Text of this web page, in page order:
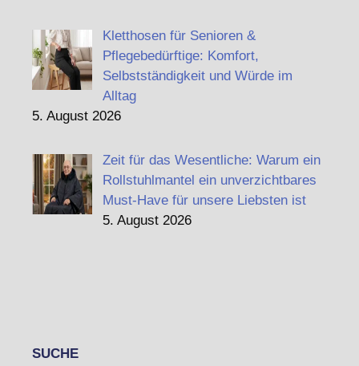
Kletthosen für Senioren &
Pflegebedürftige: Komfort,
Selbstständigkeit und Würde im
Alltag
5. August 2026
Zeit für das Wesentliche: Warum ein
Rollstuhlmantel ein unverzichtbares
Must-Have für unsere Liebsten ist
5. August 2026
SUCHE